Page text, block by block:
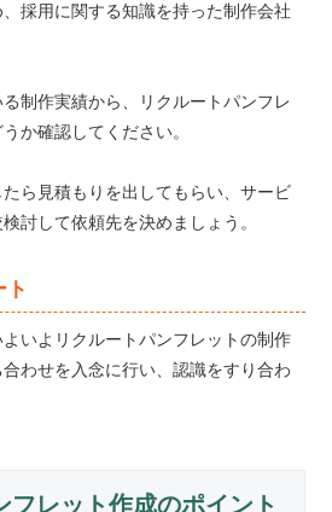
採用に関する知識を持った制作会社
制作実績から、リクルートパンフレ
か確認してください。
ら見積もりを出してもらい、サービ
討して依頼先を決めましょう。
ト
いよリクルートパンフレットの制作
わせを入念に行い、認識をすり合わ
フレット作成のポイント